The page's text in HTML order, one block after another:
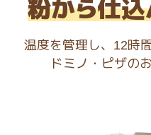
粉から仕
温度を管理し、 12時
ドミノ・ピザの